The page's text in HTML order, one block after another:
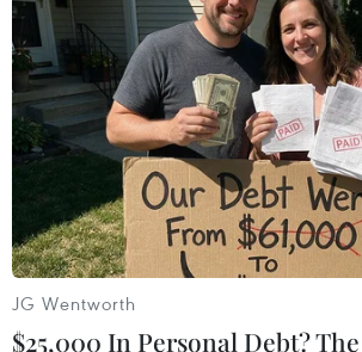
những người Hồi giáo Rohingya, vốn
Myanmar để tránh bị ngược đãi.
JG Wentworth
$25,000 In Personal Debt?